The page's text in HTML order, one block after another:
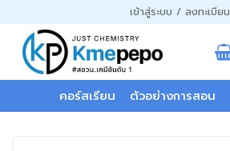
ไป
เนื้อหา
เข้าสู่ระบบ / ลงทะเบียน
คอร์สเรียน ตัวอย่างการสอน